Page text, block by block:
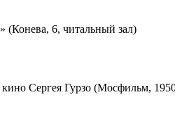
(Конева, 6, читальный зал)
Сергея Гурзо (Мосфильм,